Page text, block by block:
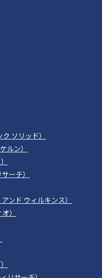
ソリッド）
ルン）
ーチ）
ンド ウィルキンス）
）